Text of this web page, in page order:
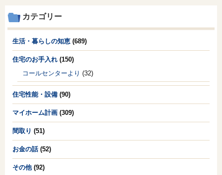
カテゴリー
生活・暮らしの知恵 (689)
住宅のお手入れ (150)
コールセンターより (32)
住宅性能・設備 (90)
マイホーム計画 (309)
間取り (51)
お金の話(52)
その他(92)